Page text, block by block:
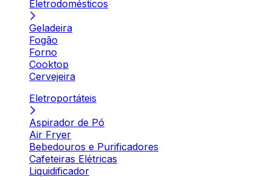
Eletrodomésticos
Geladeira
Fogão
Forno
Cooktop
Cervejeira
Eletroportáteis
Aspirador de Pó
Air Fryer
Bebedouros e Purificadores
Cafeteiras Elétricas
Liquidificador